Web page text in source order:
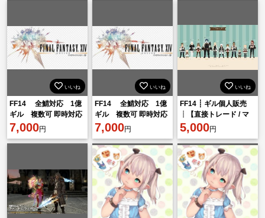
いいね
FF14 全鯖対応 1億
ギル 複数可 即時対応
7,000円
いいね
FF14 全鯖対応 1億
ギル 複数可 即時対応
7,000円
いいね
FF14 ┊ ギル個人販売
┊【直接トレード / マ
ネキン】 ┊1億ギル＝
5,000円～
5,000円